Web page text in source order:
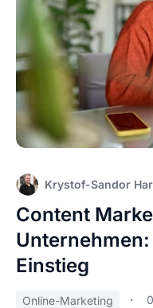
Krystof-Sandor
Content
Einstieg
Online-Marketing